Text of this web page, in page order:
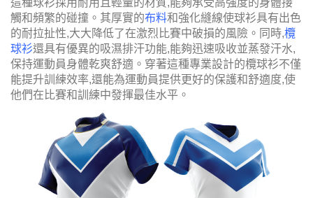
觸和頻繁的碰撞。其厚實的布料和強化縫線使球衫具有出色
的耐拉扯性,大大降低了在激烈比賽中破損的風險。同時,欖
球衫還具有優異的吸濕排汗功能,能夠迅速吸收並蒸發汗水,
保持運動員身體乾爽舒適。穿著這種專業設計的欖球衫不僅
能提升訓練效率,還能為運動員提供更好的保護和舒適度,使
他們在比賽和訓練中發揮最佳水平。